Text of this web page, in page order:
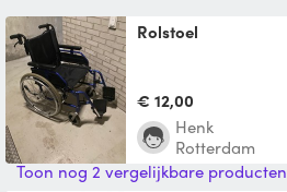
Rolstoel
€ 12,00
Henk
Rotterdam
Toon nog 2 vergelijkbare producten